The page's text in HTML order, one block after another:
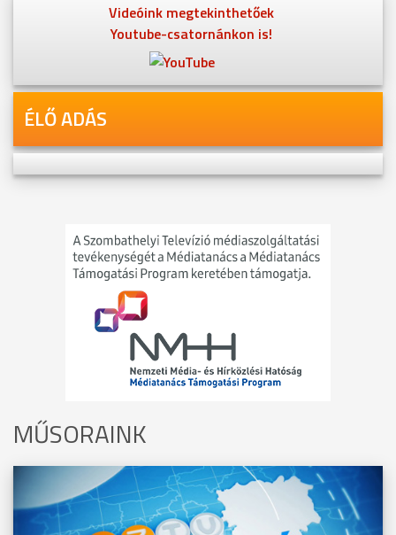
Videóink megtekinthetőek
Youtube-csatornánkon is!
ÉLŐ ADÁS
MŰSORAINK